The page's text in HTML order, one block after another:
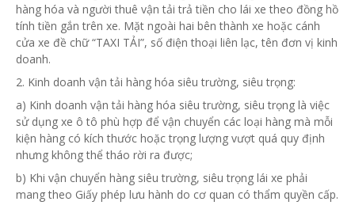
hàng hóa và người thuê vận tải trả tiền cho lái xe theo đồng hồ
tính tiền gắn trên xe. Mặt ngoài hai bên thành xe hoặc cánh
cửa xe đề chữ “TAXI TẢI”, số điện thoại liên lạc, tên đơn vị kinh
doanh.
2. Kinh doanh vận tải hàng hóa siêu trường, siêu trọng:
a) Kinh doanh vận tải hàng hóa siêu trường, siêu trọng là việc
sử dụng xe ô tô phù hợp để vận chuyển các loại hàng mà mỗi
kiện hàng có kích thước hoặc trọng lượng vượt quá quy định
nhưng không thể tháo rời ra được;
b) Khi vận chuyển hàng siêu trường, siêu trọng lái xe phải
mang theo Giấy phép lưu hành do cơ quan cóthẩm quyền cấp.